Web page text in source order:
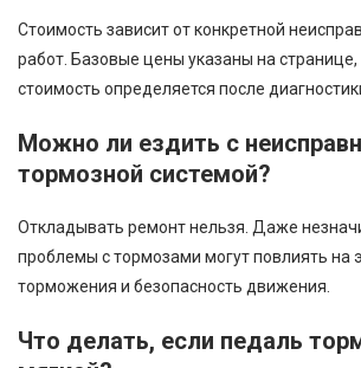
Стоимость зависит от конкретной
работ. Базовые цены указаны на странице,
стоимость определяется после
Можно ли ездить с
тормозной системой?
Откладывать ремонт нельзя. Даже
проблемы с тормозами могут повлиять на
торможения и безопасность движения.
Что делать, если педаль